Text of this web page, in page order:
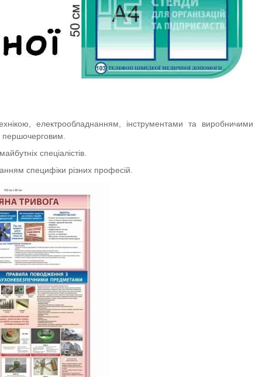
електрообладнанням, інструментами та виробничими
спеціалістів.
специфіки різних професій.